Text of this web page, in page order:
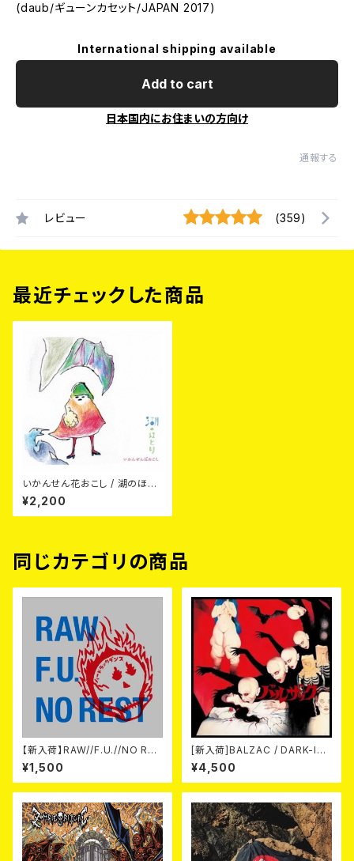
(daub/ギューンカセット/JAPAN 2017)
International shipping available
Add to cart
日本国内にお住まいの方向け
通報する
レビュー (359)
最近チェックした商品
いかんせん花おこし / 湖のほと
り CD
¥2,200
同じカテゴリの商品
【新入荷】RAW//F.U.//NO RES
T / 3way split EP ハード ラッ
ク ダンス (CD)
¥1,500
[新入荷]BALZAC / DARK-IS
M -20th Anniversary Comp
ilation- (2CD)
¥4,500